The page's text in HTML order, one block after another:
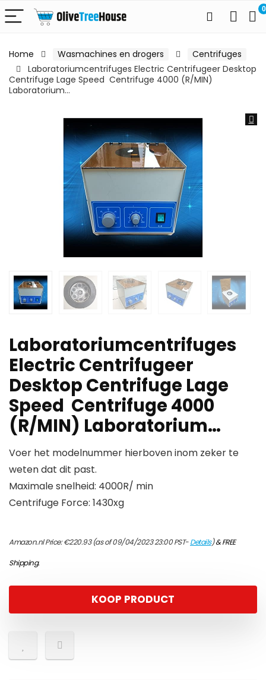
0
Home Wasmachines en drogers
Centrifuges
Laboratoriumcentrifuges Electric Centrifugeer Desktop
Centrifuge Lage Speed ​ Centrifuge 4000 (R/MIN)
Laboratorium…
Laboratoriumcentrifuges
Electric Centrifugeer
Desktop Centrifuge Lage
Speed ​ Centrifuge 4000
(R/MIN) Laboratorium…
Voer het modelnummer hierboven inom zeker te
weten dat dit past.
Maximale snelheid: 4000R/ min
Centrifuge Force: 1430xg
Amazon.nl Price:€220.93(as of 09/04/2023 23:00 PST-Details)&FREE
Shipping.
KOOP PRODUCT